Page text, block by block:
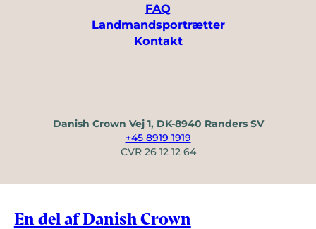
FAQ
Landmandsportrætter
Kontakt
Danish Crown Vej 1, DK-8940 Randers SV
+45 8919 1919
CVR 26 12 12 64
En del af Danish Crown